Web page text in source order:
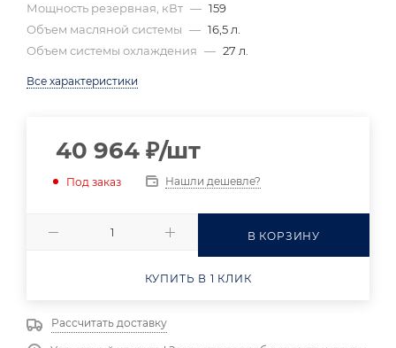
Мощность резервная, кВт — 159
Объем масляной системы — 16,5 л.
Объем системы охлаждения — 27 л.
Все характеристики
40 964 ₽/шт
Под заказ Нашли дешевле?
В КОРЗИНУ
КУПИТЬ В 1 КЛИК
Рассчитать доставку